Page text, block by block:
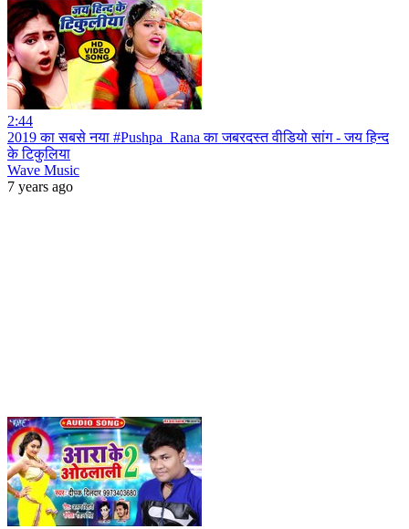
2:44
2019 का सबसे नया #Pushpa_Rana का जबरदस्त वीडियो सांग - जय हिन्द
के टिकुलिया
Wave Music
7 years ago